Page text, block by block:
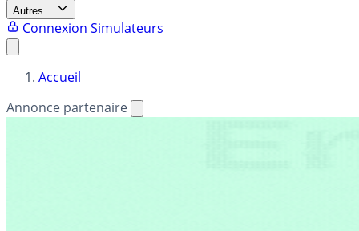
Autres...
Connexion Simulateurs
Accueil
Annonce partenaire